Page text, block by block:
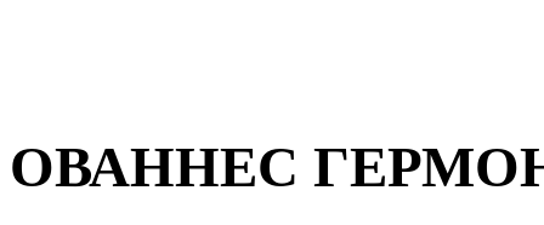
ОВАННЕС